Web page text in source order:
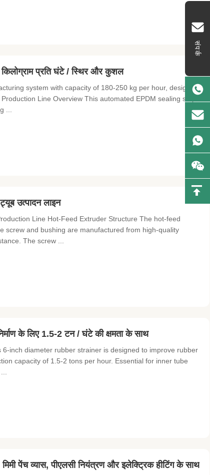
संपर्क
किलोग्राम प्रति घंटे / स्थिर और कुशल
system with capacity of 180-250 kg per hour, designed
Line Overview This automated EPDM sealing strip
...
उत्पादन लाइन
Line Hot-Feed Extruder Structure The hot-feed
screw and bushing are manufactured from high-quality
The screw ...
के लिए 1.5-2 टन / घंटे की क्षमता के साथ
inch diameter rubber strainer is designed to improve rubber
capacity of 1.5-2 tons per hour. Essential for inner tube
पेंच व्यास, पीएलसी नियंत्रण और इलेक्ट्रिक हीटिंग के साथ